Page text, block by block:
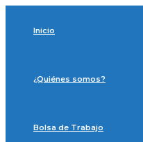
Inicio
¿Quiénes somos?
Bolsa de Trabajo